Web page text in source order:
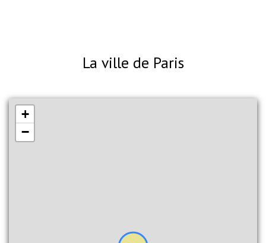
La ville de Paris
+
−